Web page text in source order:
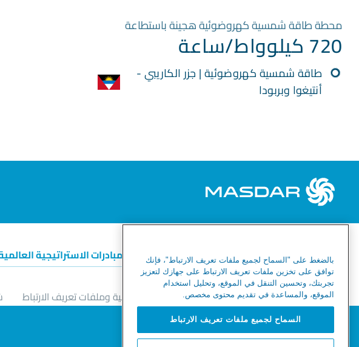
محطة طاقة شمسية كهروضوئية هجينة باستطاعة
720 كيلوواط/ساعة
طاقة شمسية كهروضوئية | جزر الكاريبي -
أنتيغوا وبربودا
الطاقة المتجددة الهيدروجين الأخضر المبادرات الاستراتيجية
خط المساعدة للأخلاقيات والامتثال إشعار الخصوصية وملفات تعريف الارتباط
خريطة الموقع
نحترم خصوصيتك
بالضغط على "السماح لجميع ملفات تعريف الارتباط"، فإنك
توافق على تخزين ملفات تعريف الارتباط على جهازك لتعزيز
تجربتك، وتحسين التنقل في الموقع، وتحليل استخدام
الموقع، والمساعدة في تقديم محتوى مخصص.
السماح لجميع ملفات تعريف الارتباط